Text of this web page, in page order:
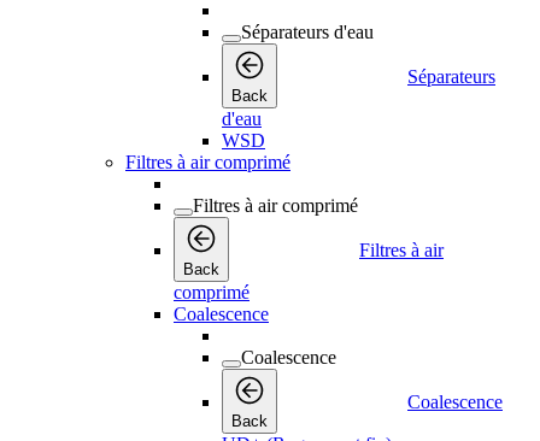
Séparateurs d'eau
Back
Séparateurs
d'eau
WSD
Filtres à air comprimé
Filtres à air comprimé
Back
Filtres à air
comprimé
Coalescence
Coalescence
Back
Coalescence